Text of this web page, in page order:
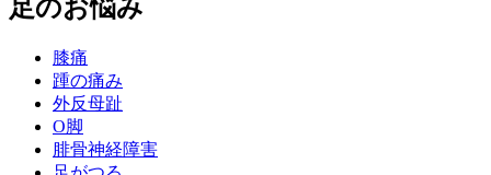
足のお悩み
膝痛
踵の痛み
外反母趾
О脚
腓骨神経障害